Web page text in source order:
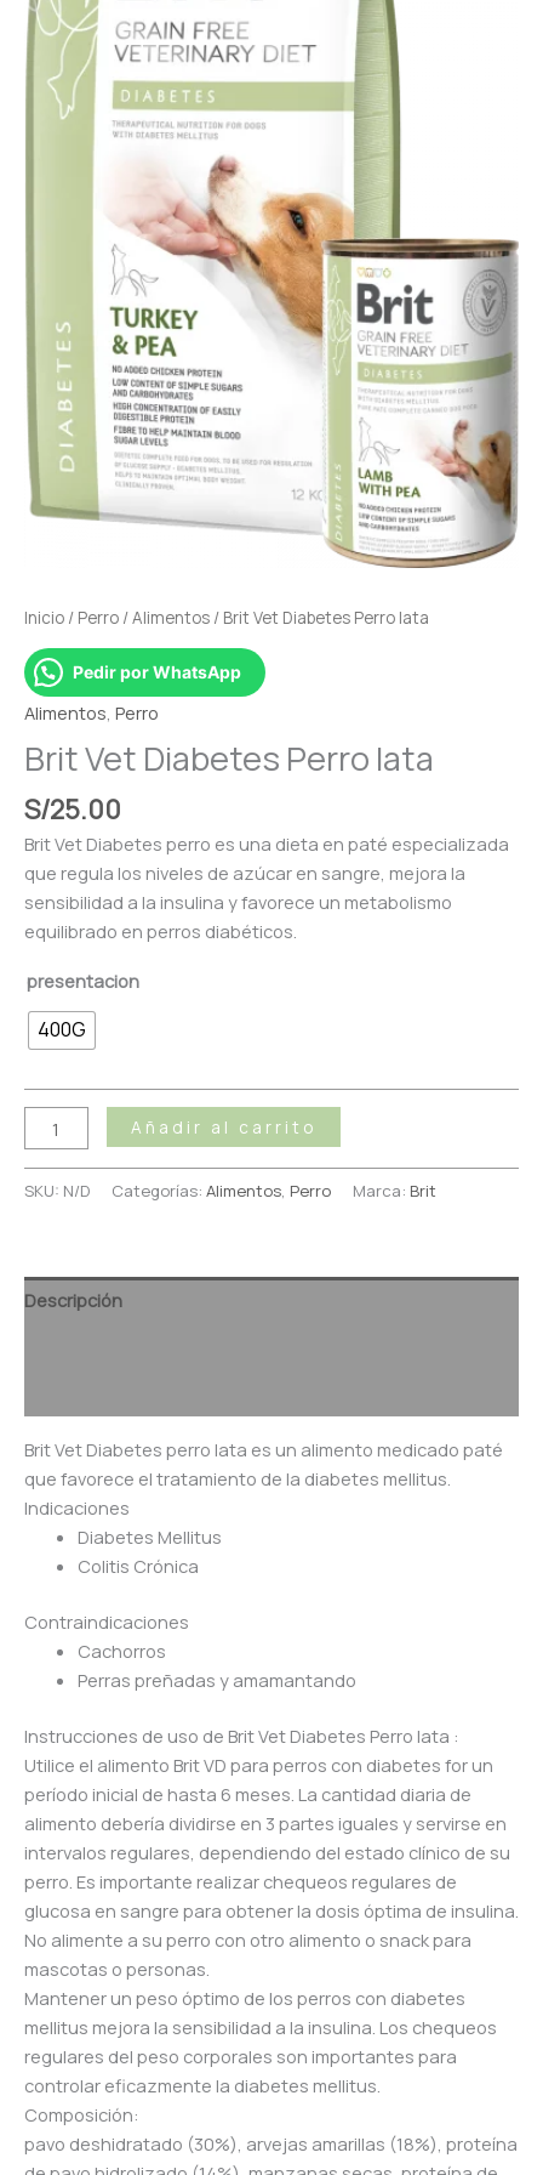
Inicio / Perro /Alimentos / Brit Vet Diabetes Perro lata
Pedir por WhatsApp
Alimentos, Perro
Brit Vet Diabetes Perro lata
S/25.00
Brit Vet Diabetes perro es una dieta en paté especializada
que regula los niveles de azúcar en sangre, mejora la
sensibilidad a la insulina y favorece un metabolismo
equilibrado en perros diabéticos.
presentacion
400G
Añadir al carrito
SKU: N/D Categorías: Alimentos, Perro Marca: Brit
Descripción
Brit Vet Diabetes perro lata es un alimento medicado paté
que favorece el tratamiento de la diabetes mellitus.
Indicaciones
Diabetes Mellitus
Colitis Crónica
Contraindicaciones
Cachorros
Perras preñadas y amamantando
Instrucciones de uso de Brit Vet Diabetes Perro lata :
Utilice el alimento Brit VD para perros con diabetes for un
período inicial de hasta 6 meses. La cantidad diaria de
alimento debería dividirse en 3 partes iguales y servirse en
intervalos regulares, dependiendo del estado clínico de su
perro. Es importante realizar chequeos regulares de
glucosa en sangre para obtener la dosis óptima de insulina.
No alimente a su perro con otro alimento o snack para
mascotas o personas.
Mantener un peso óptimo de los perros con diabetes
mellitus mejora la sensibilidad a la insulina. Los chequeos
regulares del peso corporales son importantes para
controlar eficazmente la diabetes mellitus.
Composición:
pavo deshidratado (30%), arvejas amarillas (18%), proteína